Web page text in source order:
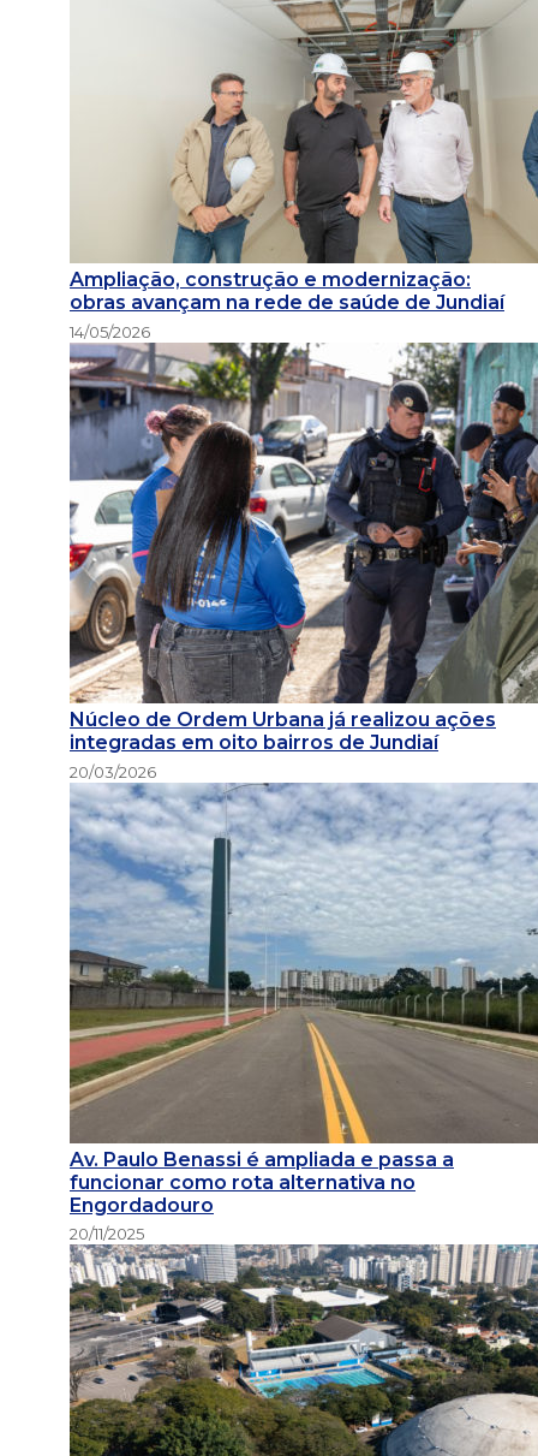
Ampliação, construção e modernização:
obras avançam na rede de saúde de Jundiaí
14/05/2026
Núcleo de Ordem Urbana já realizou ações
integradas em oito bairros de Jundiaí
20/03/2026
Av. Paulo Benassi é ampliada e passa a
funcionar como rota alternativa no
Engordadouro
20/11/2025